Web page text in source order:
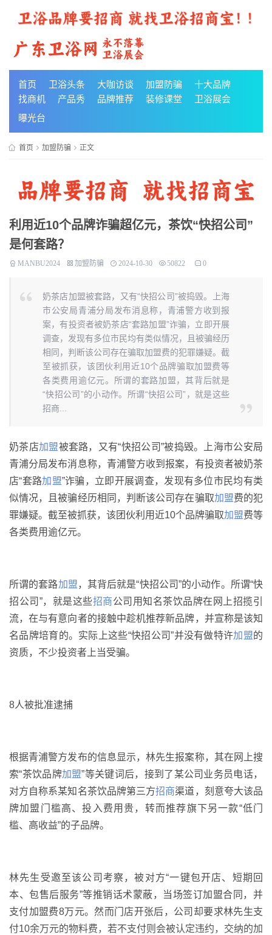
首页 卫浴头条 大咖访谈 加盟防骗
十大品牌
找商机
产品秀 品牌推荐 装修课堂
卫浴展会
曝光台
首页 加盟防骗 正文
利用近10个品牌诈骗超亿元，茶饮“快招公司”
是何套路？
MANBU2024 加盟防骗 2024-10-30 50822 0
奶茶店加盟被套路，又有“快招公司”被捣毁。上海
市公安局青浦分局发布消息称，青浦警方收到报
案，有投资者被奶茶店“套路加盟”诈骗，立即开展
调查，发现有多位市民均有类似情况，且被骗经历
相同，判断该公司存在骗取加盟费的犯罪嫌疑。截
至被抓获，该团伙利用近10个品牌骗取加盟费等
各类费用逾亿元。所谓的套路加盟，其背后就是
“快招公司”的小动作。所谓“快招公司”，就是这些
招商...
奶茶店加盟被套路，又有“快招公司”被捣毁。上海市公安局
青浦分局发布消息称，青浦警方收到报案，有投资者被奶茶
店“套路加盟”诈骗，立即开展调查，发现有多位市民均有类
似情况，且被骗经历相同，判断该公司存在骗取加盟费的犯
罪嫌疑。截至被抓获，该团伙利用近10个品牌骗取加盟费等
各类费用逾亿元。
所谓的套路加盟，其背后就是“快招公司”的小动作。所谓“快
招公司”，就是这些招商公司用知名茶饮品牌在网上招揽引
流，在与有意向者的接触中趁机推荐新品牌，并宣称是该知
名品牌培育的。实际上这些“快招公司”并没有做特许加盟的
资质，不少投资者上当受骗。
8人被批准逮捕
根据青浦警方发布的信息显示，林先生报案称，其在网上搜
索“茶饮品牌加盟”等关键词后，接到了某公司业务员电话，
对方自称系某知名茶饮品牌第三方招商渠道，刻意夸大该品
牌加盟门槛高、投入费用贵，转而推荐旗下另一款“低门
槛、高收益”的子品牌。
林先生受邀至该公司考察，被对方“一键包开店、短期回
本、包售后服务”等推销话术蒙蔽，当场签订加盟合同，并
支付加盟费8万元。然而门店开张后，公司却要求林先生支
付10余万元的物料费，若不支付则会被认定违约，交纳的加